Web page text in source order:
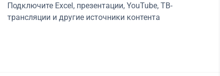
Подключите Excel, презентации, YouTube, ТВ-
трансляции и другие источники контента